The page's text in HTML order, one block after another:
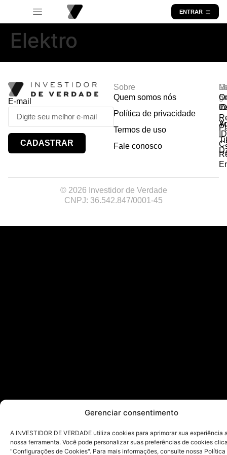
Gerenciar consentimento
A INVESTIDOR DE VERDADE utiliza cookies para aprimorar sua experiência
nossa ferramenta. Você pode personalizar suas preferências de cookies
"Configurações de Cookies". Para mais informações, consulte nossa Política
ENTRAR
Elektro
E-mail
CADASTRAR
Sobre
Quem somos nós
Política de privacidade
Termos de uso
Fale conosco
© 2026 Investidor de Verdade
CNPJ: 36.542.847/0001-45